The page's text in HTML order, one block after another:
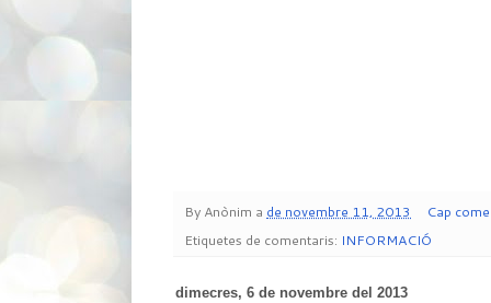
By Anònim a de novembre 11, 2013
Cap
Etiquetes de comentaris: INFORMACIÓ
dimecres, 6 de novembre del 2013